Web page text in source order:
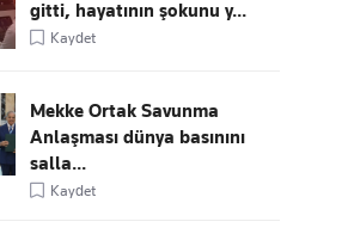
gitti, hayatının şokunu y...
Kaydet
Mekke Ortak Savunma
Anlaşması dünya basınını
salla...
Kaydet